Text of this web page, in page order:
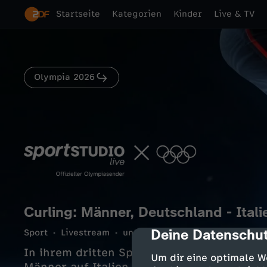
cmp-dialog-
Deine
Um dir eine optimale
Startseite Kategorien Kinder Live & TV
Olympia 2026
Curling: Männer, Deutschland -
Sport Livestream unterhaltsam 192 Min.
In ihrem dritten Spiel der Round Robin